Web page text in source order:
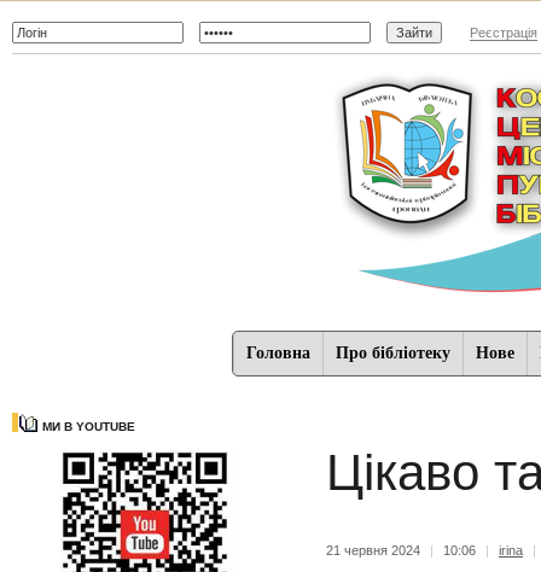
Реєстрація
Головна Про бібліотеку Нове
МИ В YOUTUBE
Цікаво
21 червня 2024 | 10:06 | irina |